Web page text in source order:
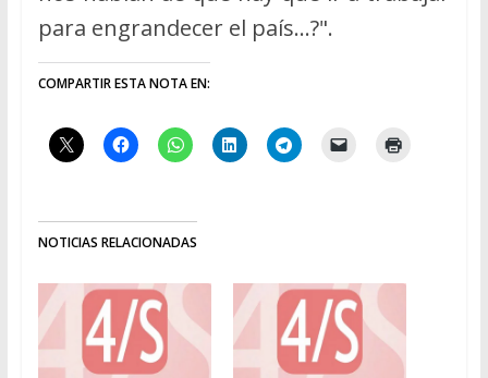
para engrandecer el país…?".
COMPARTIR ESTA NOTA EN:
NOTICIAS RELACIONADAS